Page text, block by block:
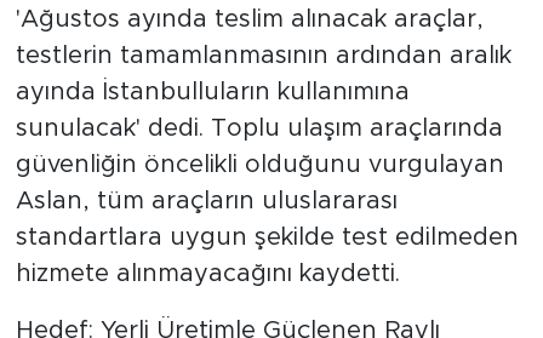
'Ağustos ayında teslim alınacak araçlar,
testlerin tamamlanmasının ardından aralık
ayında İstanbulluların kullanımına
sunulacak' dedi. Toplu ulaşım araçlarında
güvenliğin öncelikli olduğunu vurgulayan
Aslan, tüm araçların uluslararası
standartlara uygun şekilde test edilmeden
hizmete alınmayacağını kaydetti.
Hedef: Yerli Üretimle Güçlenen Raylı